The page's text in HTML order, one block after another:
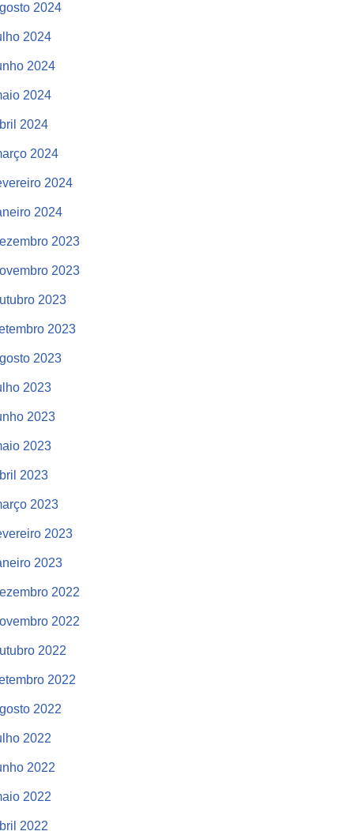
2024
2024
2024
2024
2024
2024
2024
2024
2023
2023
2023
2023
2023
2023
2023
2023
2023
2023
2023
2023
2022
2022
2022
2022
2022
2022
2022
2022
2022